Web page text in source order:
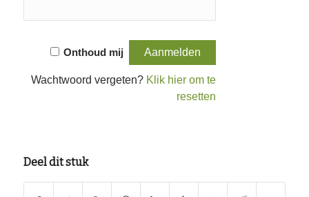
Onthoud mij
Wachtwoord vergeten? Klik hier om te
resetten
Deel dit stuk